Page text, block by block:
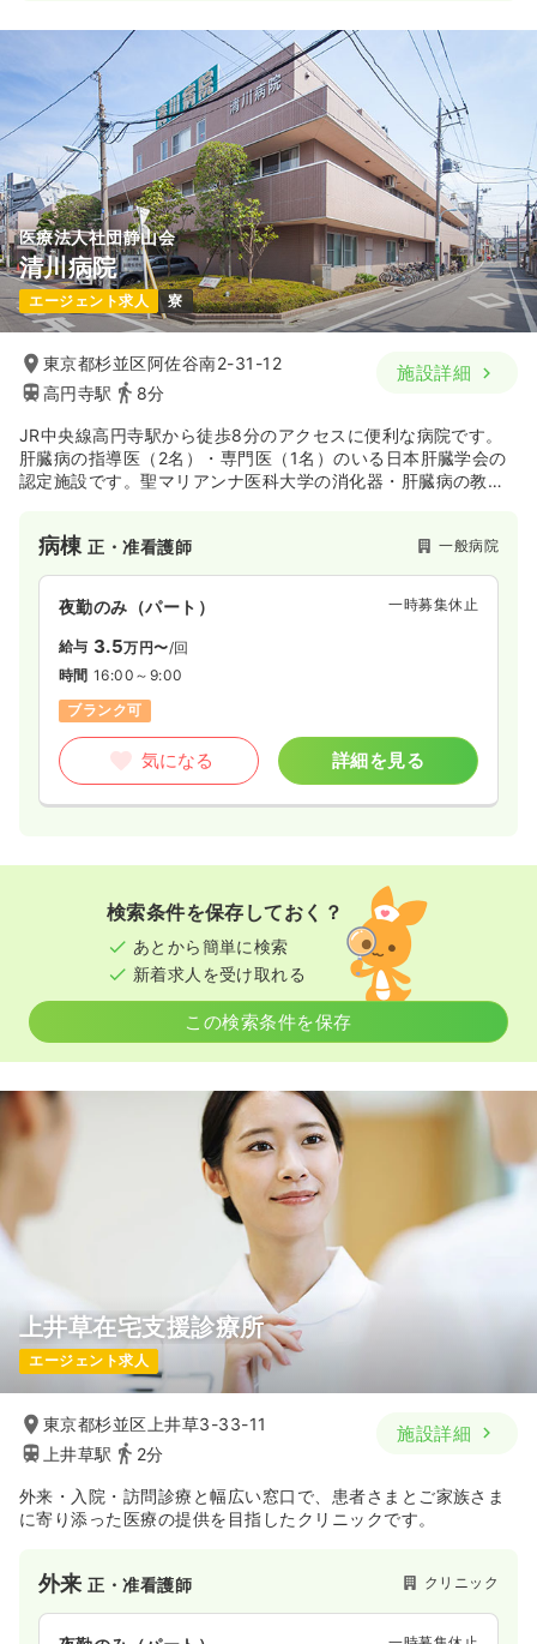
医療法人社団静山会
清川病院
エージェント求人 寮
東京都杉並区阿佐谷南2-31-12
高円寺駅
8分
施設詳細
JR中央線高円寺駅から徒歩8分のアクセスに便利な病院です。
肝臓病の指導医（2名）・専門医（1名）のいる日本肝臓学会の
認定施設です。聖マリアンナ医科大学の消化器・肝臓病の教育
病棟正・准看護師 一般病院
夜勤のみ（パート） 一時募集休止
給与 3.5万円〜/回
時間 16:00～9:00
ブランク可
気になる 詳細を見る
検索条件を保存しておく？
あとから簡単に検索
新着求人を受け取れる
この検索条件を保存
上井草在宅支援診療所
エージェント求人
東京都杉並区上井草3-33-11
上井草駅
2分
施設詳細
外来・入院・訪問診療と幅広い窓口で、患者さまとご家族さま
に寄り添った医療の提供を目指したクリニックです。
外来正・准看護師 クリニック